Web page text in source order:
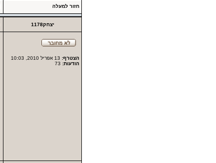
חזור למעלה
יצחק1178
הצטרף:
הודעות: